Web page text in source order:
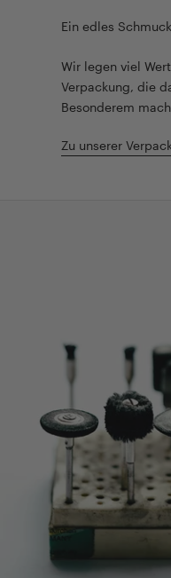
Ein edles
Wir legen viel
Verpackung, die
Besonderem
Zu unserer